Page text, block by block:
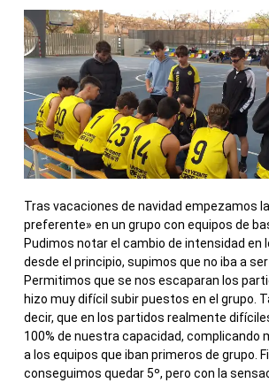
Tras vacaciones de navidad empezamos
preferente» en un grupo con equipos de
Pudimos notar el cambio de intensidad en
desde el principio, supimos que no iba a ser
Permitimos que se nos escaparan los
hizo muy difícil subir puestos en el grupo.
decir, que en los partidos realmente
100% de nuestra capacidad, complicando
a los equipos que iban primeros de grupo.
conseguimos quedar 5º, pero con la